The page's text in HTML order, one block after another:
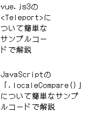
vue.js3の
<Teleport>に
ついて簡単な
サンプルコー
ドで解説
JavaScriptの
「.localeCompare()」
について簡単なサンプ
ルコードで解説